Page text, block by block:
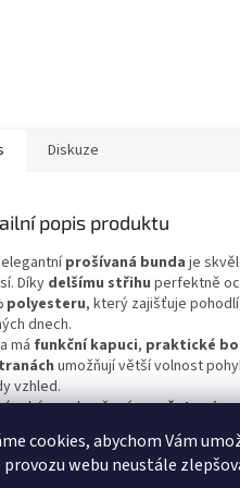
cookies, abychom Vám
provozu webu neustále
Diskuze
popis produktu
prošívaná bunda je
Díky delšímu střihu perfektně
polyesteru, který zajišťuje
dnech.
má funkční kapuci, praktické
umožňují větší volnost
vzhled.
rukávy zakončenémanžetami
slova: prošívaná bunda,
,podzimní bunda,zimní bunda,